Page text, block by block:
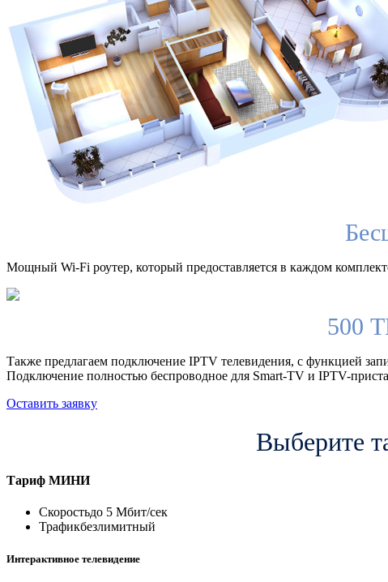
Мощный Wi-Fi роутер, который предоставляется в каждом
500
Также предлагаем подключение IPTV телевидения, с функцией
Подключение полностью беспроводное для Smart-TV и IPTV-
Оставить заявку
Выберите
Тариф МИНИ
Скоростьдо 5 Мбит/сек
Трафикбезлимитный
Интерактивное телевидение